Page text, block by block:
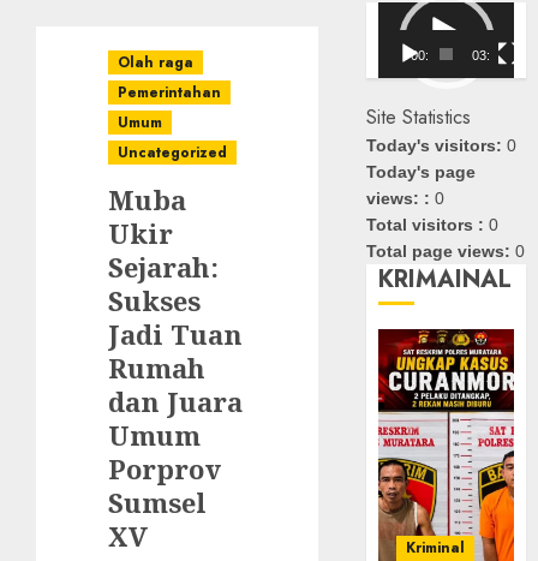
Olah raga
Pemerintahan
Umum
Uncategorized
Muba
Ukir
Sejarah:
Sukses
Jadi Tuan
Rumah
dan Juara
Umum
Porprov
Sumsel
XV
Pemutar
Video
00:00 03:08
Site Statistics
Today's visitors:0
Today's page
views: :0
Total visitors :0
Total page views:0
KRIMAINAL
Kriminal